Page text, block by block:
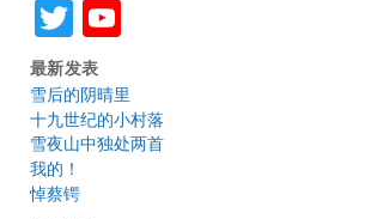
TwitterYouTube
最新发表
雪后的阴晴里
十九世纪的小村落
雪夜山中独处两首
我的！
悼蔡锷